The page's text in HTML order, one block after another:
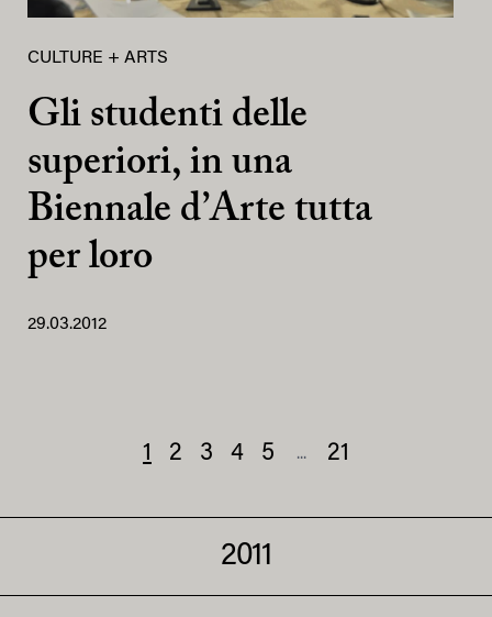
CULTURE + ARTS
Gli studenti delle
superiori, in una
Biennale d’Arte tutta
per loro
29.03.2012
1 2 3 4 5 ... 21
2011